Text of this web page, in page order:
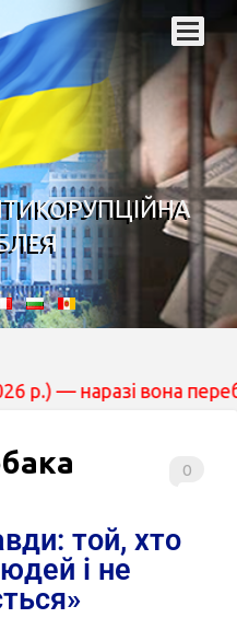
вона
0
той, хто
і не